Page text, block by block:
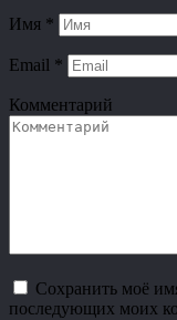
Имя *
Email *
Комментарий
Сохранить моё
последующих моих